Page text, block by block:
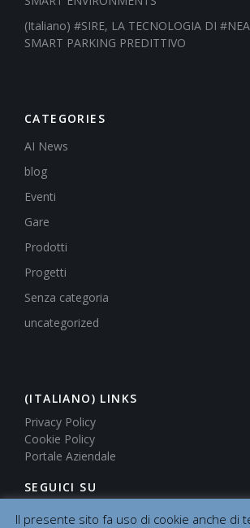
(Italiano) #SIRE, LA TECNOLOGIA DI
SMART PARKING PREDITTIVO
CATEGORIES
AI News
blog
Eventi
Gare
Prodotti
Progetti
Senza categoria
uncategorized
(ITALIANO) LINKS
Privacy Policy
Cookie Policy
Portale Aziendale
SEGUICI SU
Il presente sito fa uso di cookie anche di